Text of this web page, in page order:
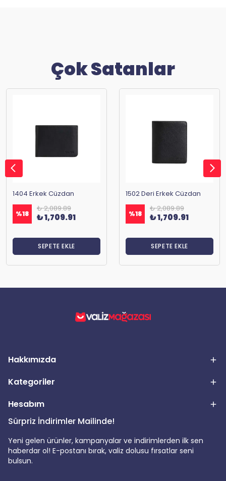
Çok Satanlar
1404 Erkek Cüzdan
%18
₺ 2,089.89
₺ 1,709.91
SEPETE EKLE
1502 Deri Erkek Cüzdan
%18
₺ 2,089.89
₺ 1,709.91
SEPETE EKLE
Hakkımızda
Kategoriler
Hesabım
Sürpriz İndirimler Mailinde!
Yeni gelen ürünler, kampanyalar ve indirimlerden ilk sen
haberdar ol! E-postanı bırak, valiz dolusu fırsatlar seni
bulsun.